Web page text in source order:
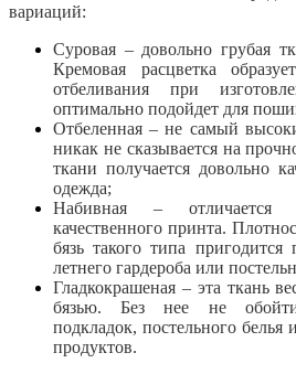
вариаций:
Суровая – довольно грубая
Кремовая расцветка
отбеливания при
оптимально подойдет для
Отбеленная – не самый
никак не сказывается на
ткани получается довольно
одежда;
Набивная –
качественного принта.
бязь такого типа пригодится
летнего гардероба или
Гладкокрашеная – эта ткань
бязью. Без нее не
подкладок, постельного
продуктов.